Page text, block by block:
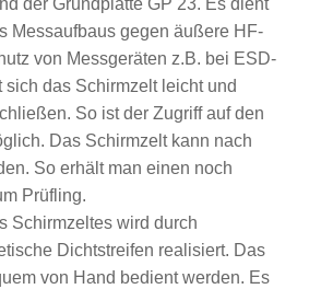
der Grundplatte GP 23. Es dient
Messaufbaus gegen äußere HF-
von Messgeräten z.B. bei ESD-
sich das Schirmzelt leicht und
So ist der Zugriff auf den
Das Schirmzelt kann nach
So erhält man einen noch
Prüfling.
Schirmzeltes wird durch
Dichtstreifen realisiert. Das
von Hand bedient werden. Es